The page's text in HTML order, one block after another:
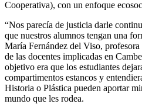
Cooperativa), con un enfoque
“Nos parecía de justicia darle
que nuestros alumnos tengan una
María Fernández del Viso,
de las docentes implicadas en
objetivo era que los estudiantes
compartimentos estancos y
Historia o Plástica pueden aportar
mundo que les rodea.